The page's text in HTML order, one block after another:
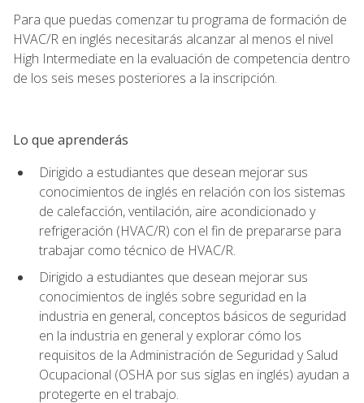
Para que puedas comenzar tu programa de formación de
HVAC/R en inglés necesitarás alcanzar al menos el nivel
High Intermediate en la evaluación de competencia dentro
de los seis meses posteriores a la inscripción.
Lo que aprenderás
Dirigido a estudiantes que desean mejorar sus
conocimientos de inglés en relación con los sistemas
de calefacción, ventilación, aire acondicionado y
refrigeración (HVAC/R) con el fin de prepararse para
trabajar como técnico de HVAC/R.
Dirigido a estudiantes que desean mejorar sus
conocimientos de inglés sobre seguridad en la
industria en general, conceptos básicos de seguridad
en la industria en general y explorar cómo los
requisitos de la Administración de Seguridad y Salud
Ocupacional (OSHA por sus siglas en inglés) ayudan a
protegerte en el trabajo.